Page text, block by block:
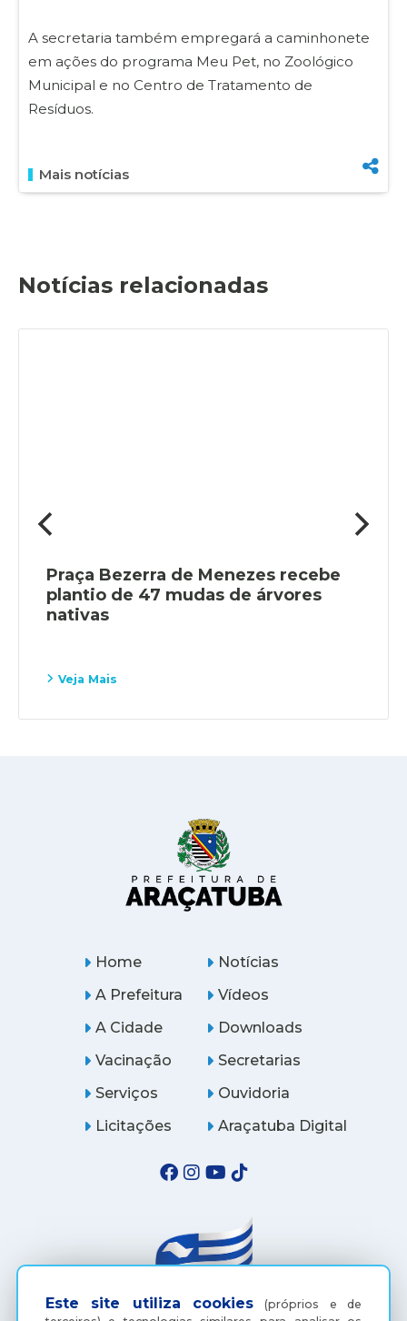
A secretaria também empregará a caminhonete
em ações do programa Meu Pet, no Zoológico
Municipal e no Centro de Tratamento de
Resíduos.
Mais notícias
Notícias relacionadas
Praça Bezerra de Menezes recebe
plantio de 47 mudas de árvores
nativas
Veja Mais
Este site utiliza cookies (próprios e de
Home
A Prefeitura
A Cidade
Notícias
Vídeos
Downloads
Vacinação
Serviços
Licitações
Secretarias
Ouvidoria
Araçatuba Digital